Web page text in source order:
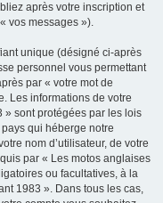
après votre inscription et
vos messages »).
unique (désigné ci-après
personnel vous permettant
par « votre mot de
Les informations de votre
» sont protégées par les lois
qui héberge notre
nom d’utilisateur, de votre
par « Les motos anglaises
ou facultatives, à la
1983 ». Dans tous les cas,